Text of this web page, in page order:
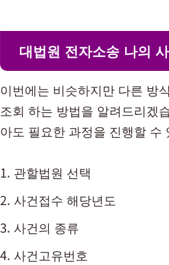
대법원 전자소송 나의
이번에는 비슷하지만 다른 방
조회 하는 방법을 알려드리겠
아도 필요한 과정을 진행할 수
관할법원 선택
사건접수 해당년도
사건의 종류
사건고유번호